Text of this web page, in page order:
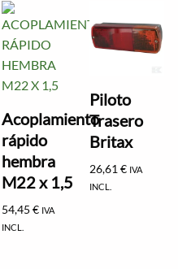
Acoplamiento
rápido
hembra
M22 x 1,5
54,45€ IVA
INCL.
Piloto
Trasero
Britax
26,61€ IVA
INCL.